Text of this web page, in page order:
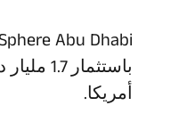
أمريكا.